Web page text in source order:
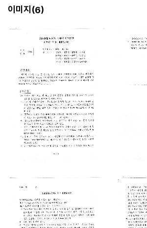
이미지(6)